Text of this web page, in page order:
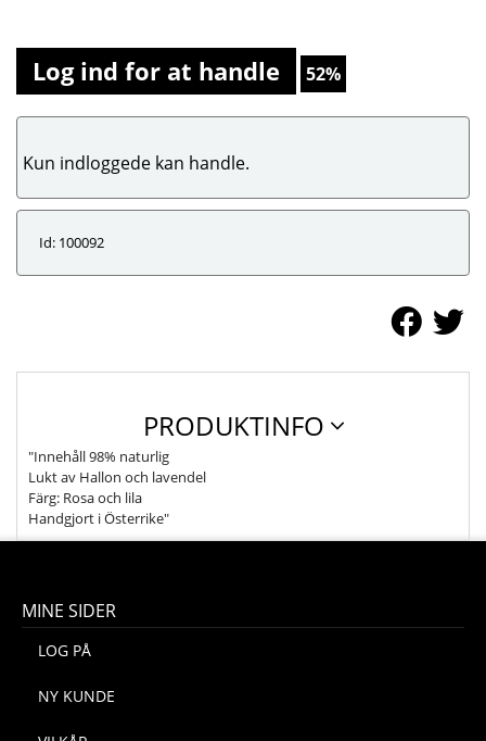
Log ind for at handle 52%
Kun indloggede kan handle.
Id: 100092
PRODUKTINFO
"Innehåll 98% naturlig
Lukt av Hallon och lavendel
Färg: Rosa och lila
Handgjort i Österrike"
MINE SIDER
LOG PÅ
NY KUNDE